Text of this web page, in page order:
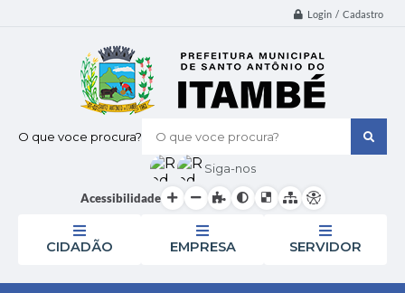
Login / Cadastro
O que voce procura?
Siga-nos
Acessibilidade
CIDADÃO EMPRESA SERVIDOR